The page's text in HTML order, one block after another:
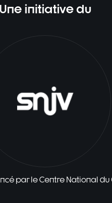
Une initiative du
par le Centre National